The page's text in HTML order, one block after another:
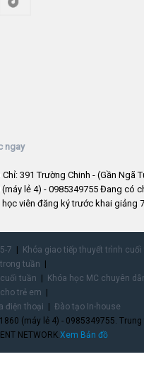
ngay
391 Trường Chinh - (Gần Ngã
(máy lẻ 4) - 0985349755 Đang có
viên đăng ký trước khai giảng
7
Khóa giao tiếp thuyết trình
tuần
tuần
Khóa học MC chuyên
trẻ em
điện thoại
Đào tạo In-house
(máy lẻ 4) - 0985349755.
NETWORK.Xem Bản đồ